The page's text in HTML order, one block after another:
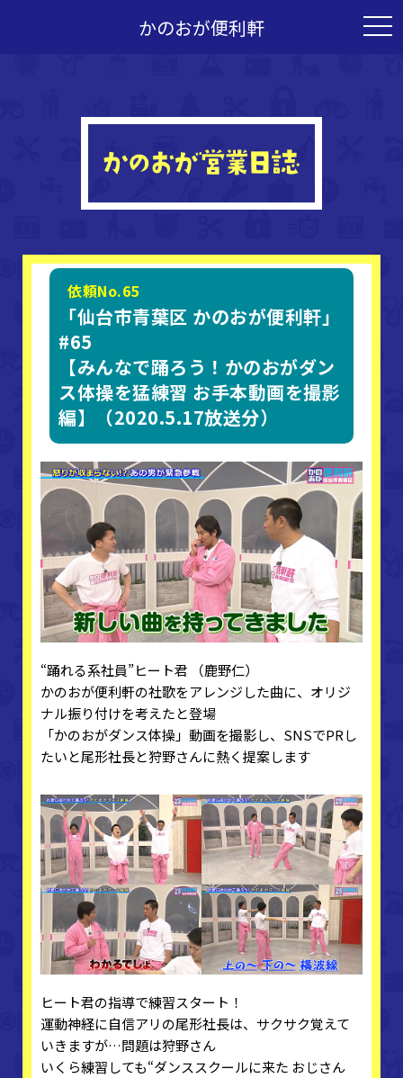
かのおが便利軒
依頼No.65
「仙台市青葉区 かのおが便利軒」
#65
【みんなで踊ろう！かのおがダン
ス体操を猛練習 お手本動画を撮影
編】（2020.5.17放送分）
“踊れる系社員”ヒート君 （鹿野仁）
かのおが便利軒の社歌をアレンジした曲に、オリジ
ナル振り付けを考えたと登場
「かのおがダンス体操」動画を撮影し、SNSでPRし
たいと尾形社長と狩野さんに熱く提案します
ヒート君の指導で練習スタート！
運動神経に自信アリの尾形社長は、サクサク覚えて
いきますが…問題は狩野さん
いくら練習しても“ダンススクールに来た おじさん